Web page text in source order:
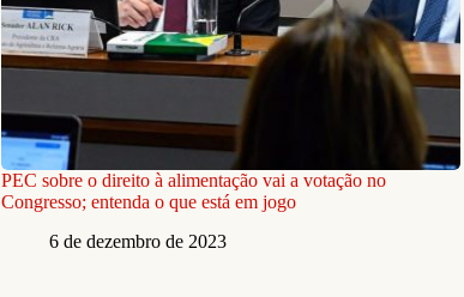
PEC sobre o direito à alimentação vai a votação no
Congresso; entenda o que está em jogo
6 de dezembro de 2023